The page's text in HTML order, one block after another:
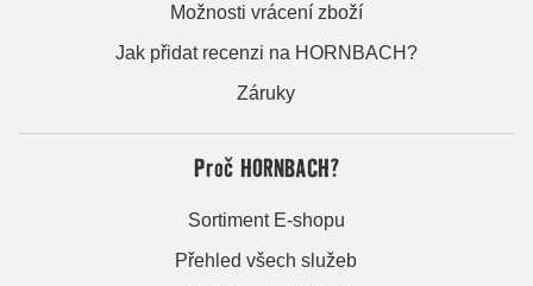
Možnosti vrácení zboží
Jak přidat recenzi na HORNBACH?
Záruky
Proč HORNBACH?
Sortiment E-shopu
Přehled všech služeb